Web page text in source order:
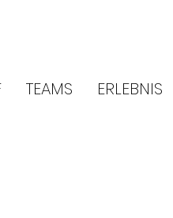
TEAMS ERLEBNIS